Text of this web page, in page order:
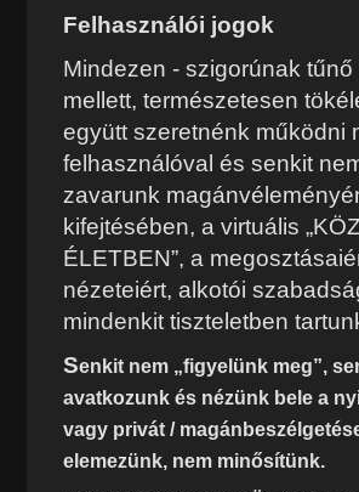
Felhasználói jogok
Mindezen - szigorúnak
mellett, természetesen
együtt szeretnénk működni
felhasználóval és senkit
zavarunk
kifejtésében, a virtuális
ÉLETBEN”, a
nézeteiért, alkotói
mindenkit tiszteletben
Senkit nem „figyelünk meg”,
avatkozunk és nézünk bele a
vagy privát /
elemezünk, nem minősítünk.